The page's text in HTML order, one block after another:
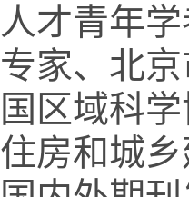
才青年
家、北
区域科
房和城